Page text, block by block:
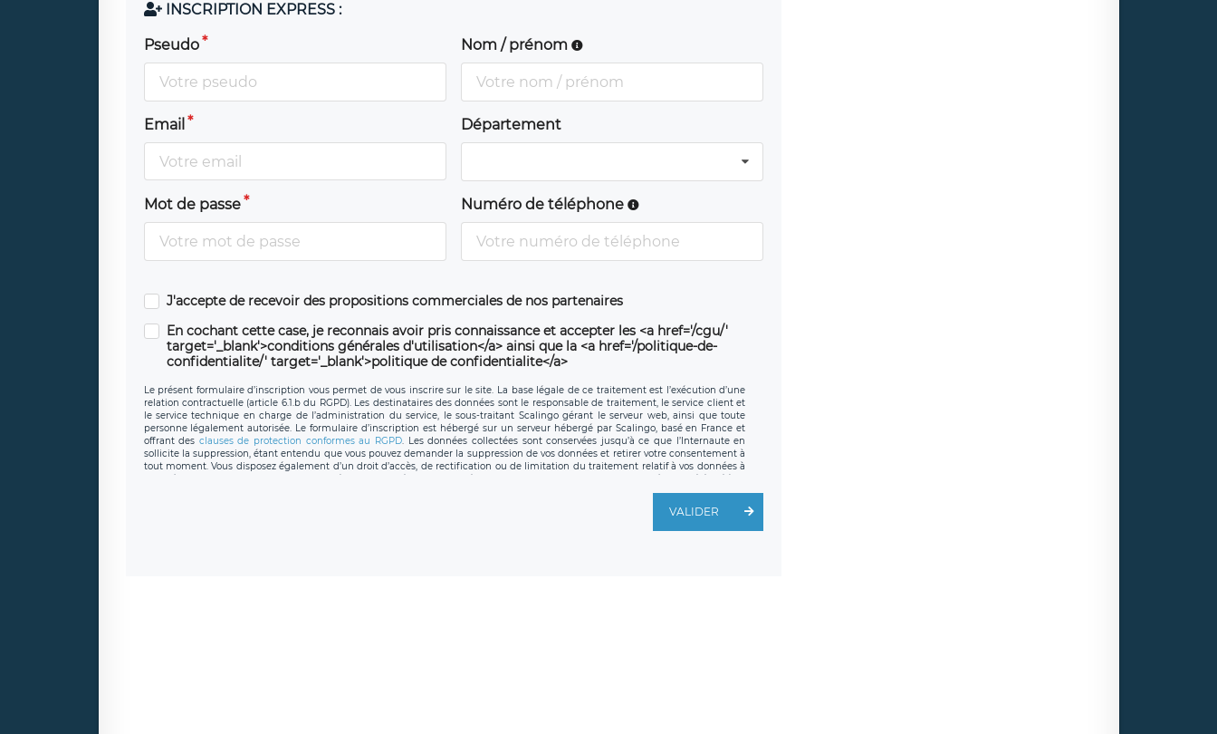
INSCRIPTION EXPRESS :
Pseudo Nom / prénom
Email Département
Mot de passe Numéro de téléphone
J'accepte de recevoir des propositions commerciales de nos partenaires
En cochant cette case, je reconnais avoir pris connaissance et accepter les <a href='/cgu/'
target='_blank'>conditions générales d'utilisation</a> ainsi que la <a href='/politique-de-
confidentialite/' target='_blank'>politique de confidentialite</a>
Le présent formulaire d’inscription vous permet de vous inscrire sur le site. La base légale de ce traitement est l’exécution d’une
relation contractuelle (article 6.1.b du RGPD). Les destinataires des données sont le responsable de traitement, le service client et
le service technique en charge de l’administration du service, le sous-traitant Scalingo gérant le serveur web, ainsi que toute
personne légalement autorisée. Le formulaire d’inscription est hébergé sur un serveur hébergé par Scalingo, basé en France et
offrant des clauses de protection conformes au RGPD. Les données collectées sont conservées jusqu’à ce que l’Internaute en
sollicite la suppression, étant entendu que vous pouvez demander la suppression de vos données et retirer votre consentement à
tout moment. Vous disposez également d’un droit d’accès, de rectification ou de limitation du traitement relatif à vos données à
caractère personnel, ainsi que d’un droit à la portabilité de vos données. Vous pouvez exercer ces droits auprès du délégué à la
protection des données de LÉGAVOX qui exerce au siège social de LÉGAVOX et est joignable à l’adresse mail suivante :
joignable à l’adresse mail : responsabledetraitement@legavox.fr. Vous avez également le droit d’introduire une réclamation
VALIDER